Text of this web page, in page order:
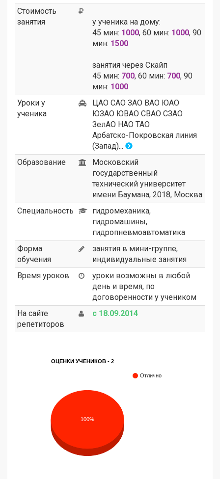
Стоимость
занятия
у ученика на дому:
45 мин: 1000, 60 мин: 1000, 90
мин: 1500
занятия через Скайп
45 мин: 700, 60 мин: 700, 90
мин: 1000
Уроки у
ученика
ЦАО САО ЗАО ВАО ЮАО
ЮЗАО ЮВАО СВАО СЗАО
ЗелАО НАО ТАО
Арбатско-Покровская линия
(Запад)...
Образование
Московский
государственный
технический университет
имени Баумана, 2018, Москва
Специальность
гидромеханика,
гидромашины,
гидропневмоавтоматика
Форма
обучения
занятия в мини-группе,
индивидуальные занятия
Время уроков
уроки возможны в любой
день и время, по
договоренности у учеником
На сайте
репетиторов
с 18.09.2014
ОЦЕНКИ УЧЕНИКОВ - 2
Отлично
100%